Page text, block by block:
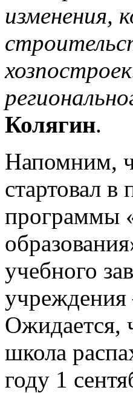
изменения,
Колягин.
Напомним,
стартовал
программы
учебного
Ожидается,
школа
году 1